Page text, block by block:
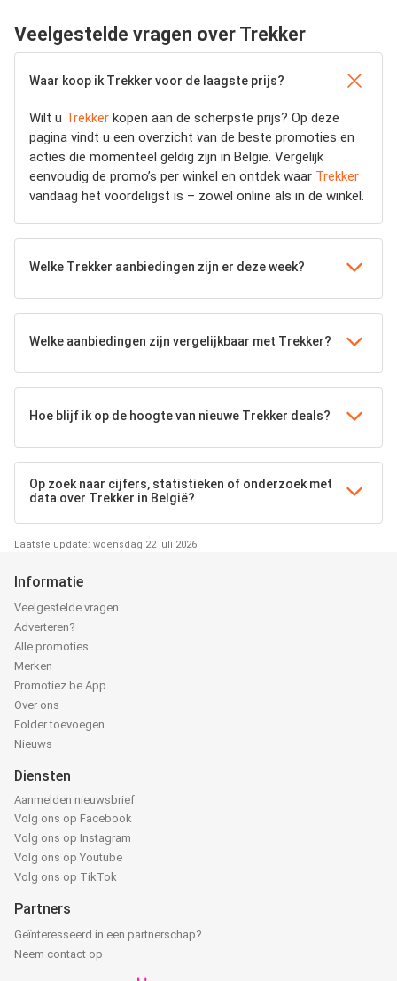
Veelgestelde vragen over Trekker
Waar koop ik Trekker voor de laagste prijs?
Wilt u Trekker kopen aan de scherpste prijs? Op deze
pagina vindt u een overzicht van de beste promoties en
acties die momenteel geldig zijn in België. Vergelijk
eenvoudig de promo’s per winkel en ontdek waar Trekker
vandaag het voordeligst is – zowel online als in de winkel.
Welke Trekker aanbiedingen zijn er deze week?
Welke aanbiedingen zijn vergelijkbaar met Trekker?
Hoe blijf ik op de hoogte van nieuwe Trekker deals?
Op zoek naar cijfers, statistieken of onderzoek met
data over Trekker in België?
Laatste update: woensdag 22 juli 2026
Informatie
Veelgestelde vragen
Adverteren?
Alle promoties
Merken
Promotiez.be App
Over ons
Folder toevoegen
Nieuws
Diensten
Aanmelden nieuwsbrief
Volg ons op Facebook
Volg ons op Instagram
Volg ons op Youtube
Volg ons op TikTok
Partners
Geïnteresseerd in een partnerschap?
Neem contact op